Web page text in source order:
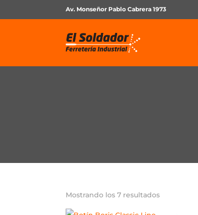
Av. Monseñor Pablo Cabrera 1973
Mostrando los 7 resultados